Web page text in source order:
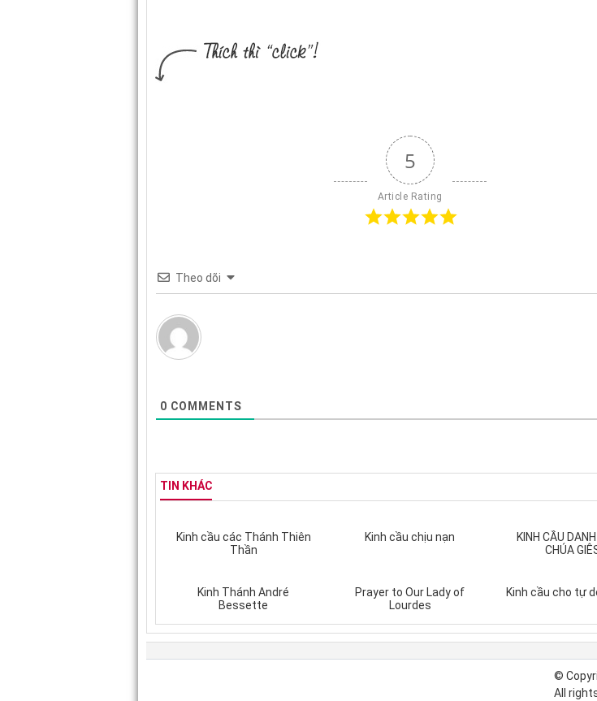
5
Article Rating
Theo dõi
0 COMMENTS
TIN KHÁC
Kinh cầu các Thánh Thiên
Thần
Kinh cầu chịu nạn
KINH CẦU
CHÚA
Kinh Thánh André
Bessette
Prayer to Our Lady of
Lourdes
Kinh cầu cho tự
©
All